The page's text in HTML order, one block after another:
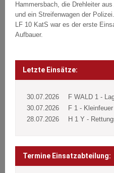
Hammersbach, die Drehleiter
und ein Streifenwagen der
LF 10 KatS war es der erste
Aufbauer.
Post
navigation
Beitragsnavigation
Letzte Einsätze:
30.07.2026
F WALD 1 -
30.07.2026
F 1 - Kleinfeuer
28.07.2026
H 1 Y -
Termine Einsatzabteilung: